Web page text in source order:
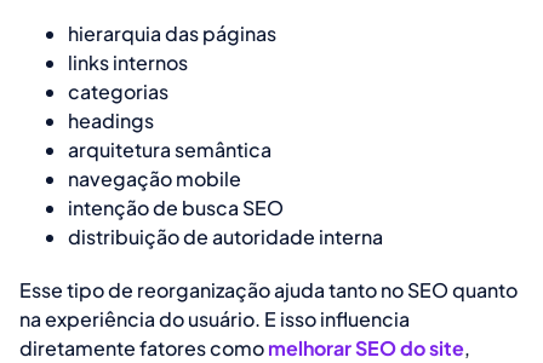
hierarquia das páginas
links internos
categorias
headings
arquitetura semântica
navegação mobile
intenção de busca SEO
distribuição de autoridade interna
Esse tipo de reorganização ajuda tanto no SEO quanto
na experiência do usuário. E isso influencia
diretamente fatores comomelhorar SEO do site,